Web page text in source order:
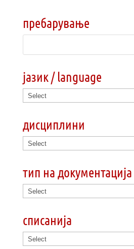
пребарување
јазик / language
дисциплини
тип на документација
списанија